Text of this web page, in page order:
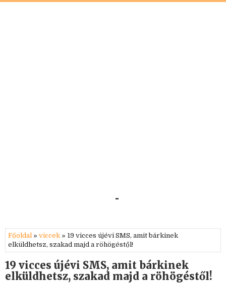
-
Főoldal » viccek » 19 vicces újévi SMS, amit bárkinek
elküldhetsz, szakad majd a röhögéstől!
19 vicces újévi SMS, amit bárkinek
elküldhetsz, szakad majd a röhögéstől!